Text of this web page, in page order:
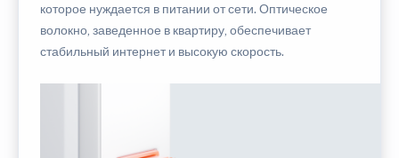
которое нуждается в питании от сети. Оптическое
волокно, заведенное в квартиру, обеспечивает
стабильный интернет и высокую скорость.